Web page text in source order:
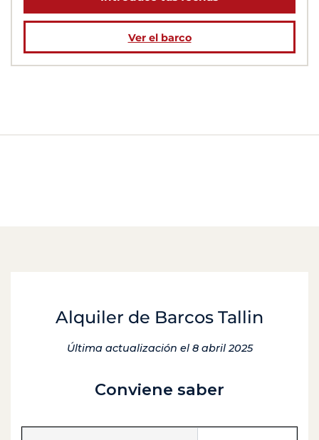
Ver el barco
Alquiler de Barcos Tallin
Última actualización el 8 abril 2025
Conviene saber